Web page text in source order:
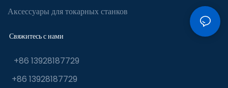
Аксессуары для токарных станков
Свяжитесь с нами
+86 13928187729
+86 13928187729